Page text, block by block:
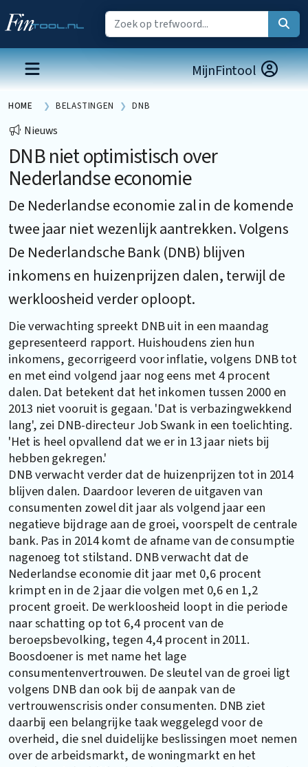
MijnFintool
HOME BELASTINGEN DNB
Nieuws
DNB niet optimistisch over
Nederlandse economie
De Nederlandse economie zal in de komende
twee jaar niet wezenlijk aantrekken. Volgens
De Nederlandsche Bank (DNB) blijven
inkomens en huizenprijzen dalen, terwijl de
werkloosheid verder oploopt.
Die verwachting spreekt DNB uit in een maandag
gepresenteerd rapport. Huishoudens zien hun
inkomens, gecorrigeerd voor inflatie, volgens DNB tot
en met eind volgend jaar nog eens met 4 procent
dalen. Dat betekent dat het inkomen tussen 2000 en
2013 niet vooruit is gegaan. 'Dat is verbazingwekkend
lang', zei DNB-directeur Job Swank in een toelichting.
'Het is heel opvallend dat we er in 13 jaar niets bij
hebben gekregen.'
DNB verwacht verder dat de huizenprijzen tot in 2014
blijven dalen. Daardoor leveren de uitgaven van
consumenten zowel dit jaar als volgend jaar een
negatieve bijdrage aan de groei, voorspelt de centrale
bank. Pas in 2014 komt de afname van de consumptie
nagenoeg tot stilstand. DNB verwacht dat de
Nederlandse economie dit jaar met 0,6 procent
krimpt en in de 2 jaar die volgen met 0,6 en 1,2
procent groeit. De werkloosheid loopt in die periode
naar schatting op tot 6,4 procent van de
beroepsbevolking, tegen 4,4 procent in 2011.
Boosdoener is met name het lage
consumentenvertrouwen. De sleutel van de groei ligt
volgens DNB dan ook bij de aanpak van de
vertrouwenscrisis onder consumenten. DNB ziet
daarbij een belangrijke taak weggelegd voor de
overheid, die snel duidelijke beslissingen moet nemen
over de arbeidsmarkt, de woningmarkt en het